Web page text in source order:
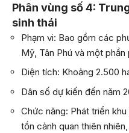
Phân vùng số 4:
sinh thái
Phạm vi: Bao gồm các
Mỹ, Tân Phú và một
Diện tích: Khoảng 2.500
Dân số dự kiến đến năm
Chức năng: Phát triển
tồn cảnh quan thiên